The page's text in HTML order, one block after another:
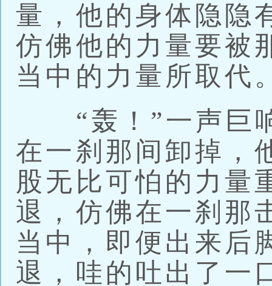
量，他的身体隐隐
仿佛他的力量要被
当中的力量所取代
“轰！”一声巨
在一刹那间卸掉，
股无比可怕的力量
退，仿佛在一刹那
当中，即便出来后
退，哇的吐出了一